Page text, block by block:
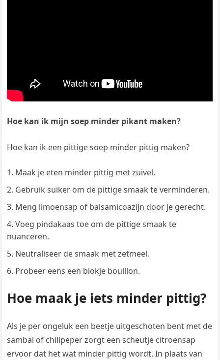
Hoe kan ik mijn soep minder pikant maken?
Hoe kan ik een pittige soep minder pittig maken?
Maak je eten minder pittig met zuivel.
Gebruik suiker om de pittige smaak te verminderen.
Meng limoensap of balsamicoazijn door je gerecht.
Voeg pindakaas toe om de pittige smaak te
nuanceren.
Neutraliseer de smaak met zetmeel.
Probeer eens een blokje bouillon.
Hoe maak je iets minder pittig?
Als je per ongeluk een beetje uitgeschoten bent met de
sambal of chilipeper zorgt een scheutje citroensap
ervoor dat het wat minder pittig wordt. In plaats van